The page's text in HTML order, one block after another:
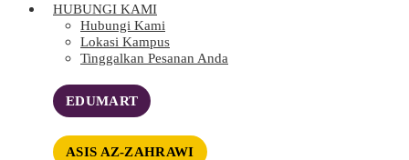
HUBUNGI KAMI
Hubungi Kami
Lokasi Kampus
Tinggalkan Pesanan Anda
EDUMART
ASIS AZ-ZAHRAWI